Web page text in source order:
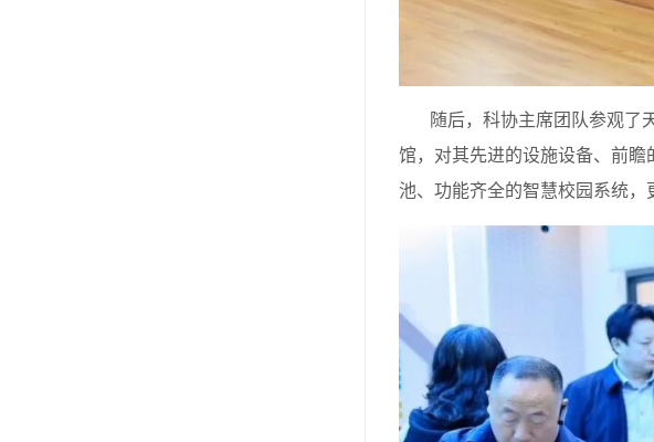
随后，科协主席团队参观了天
馆，对其先进的设施设备、前
池、功能齐全的智慧校园系统，